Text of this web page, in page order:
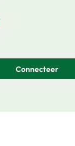
Connecteer